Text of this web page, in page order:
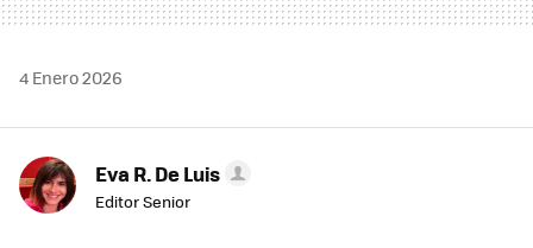
4 Enero 2026
Eva R. De Luis
Editor Senior